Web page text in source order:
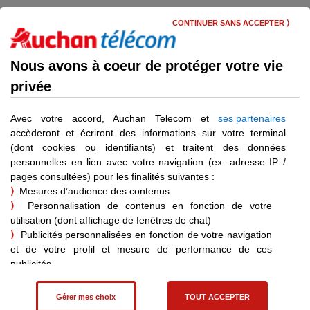
Skip
main
contentAide et contact
Choisissez l’aide dont vous
avez besoin
Catégories d'aide :
Mon Mobile et ma carte SIM
Dépanner mon mobile
Envoyer mon mobile en SAV
Gérer ma Carte SIM
Gérer mon Mobile
Renouveler mon mobile
Nous avons à coeur de protéger votre vie
privée
Avec votre accord, Auchan Telecom et ses partenaires
accèderont et écriront des informations sur votre terminal
(dont cookies ou identifiants) et traitent des données
personnelles en lien avec votre navigation (ex. adresse IP /
pages consultées) pour les finalités suivantes :
⟩ Mesures d’audience des contenus
⟩
Personnalisation de contenus en fonction de votre
utilisation (dont affichage de fenêtres de chat)
⟩
Publicités personnalisées en fonction de votre navigation
et de votre profil et mesure de performance de ces
publicités
suite à une visite sur un site partenaire
Gérer mes choix TOUT ACCEPTER
CONTINUER SANS ACCEPTER ⟩